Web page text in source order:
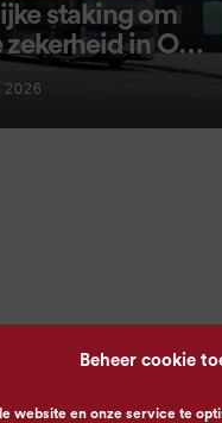
Beheer cookie
website en onze service te
staking om
zekerheid in OV
voor 9
2026